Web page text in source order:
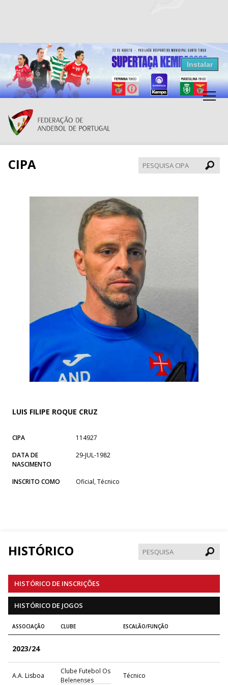
Resultados Andebol
Federação de Andebol de Portugal
Grátis - Disponivel na Play Store
Instalar
CIPA
CIPA
LUIS FILIPE ROQUE CRUZ
CIPA
114927
DATA DE
NASCIMENTO
29-JUL-1982
INSCRITO COMO Oficial, Técnico
HISTÓRICO
HISTÓRICO DE INSCRIÇÕES
HISTÓRICO DE JOGOS
ASSOCIAÇÃO CLUBE ESCALÃO/FUNÇÃO
2023/24
A.A. Lisboa
Clube Futebol Os
Belenenses
Técnico